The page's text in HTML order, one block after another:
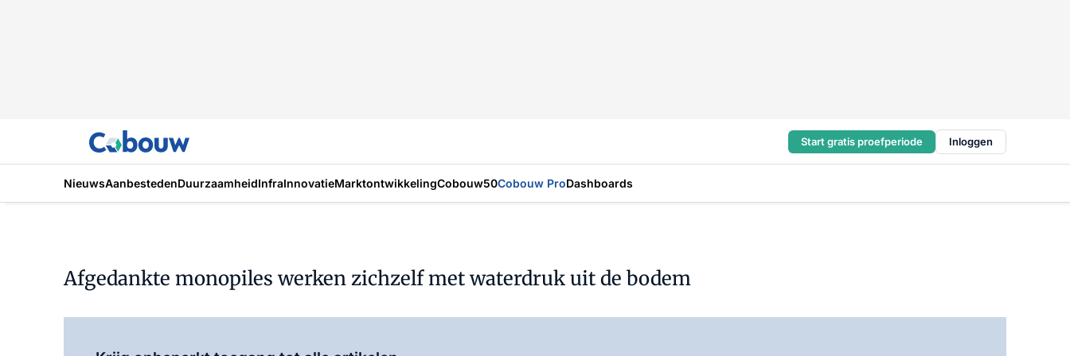
Start gratis proefperiode Inloggen
NieuwsAanbestedenDuurzaamheidInfraInnovatieMarktontwikkelingCobouw50Cobouw ProDashboards
Afgedankte monopiles werken zichzelf met waterdruk uit de bodem